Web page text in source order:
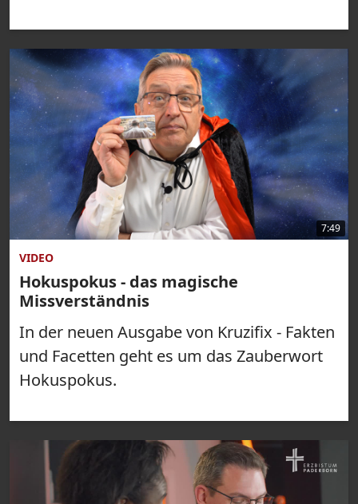
7:49
VIDEO
Hokuspokus - das magische
Missverständnis
In der neuen Ausgabe von Kruzifix - Fakten
und Facetten geht es um das Zauberwort
Hokuspokus.